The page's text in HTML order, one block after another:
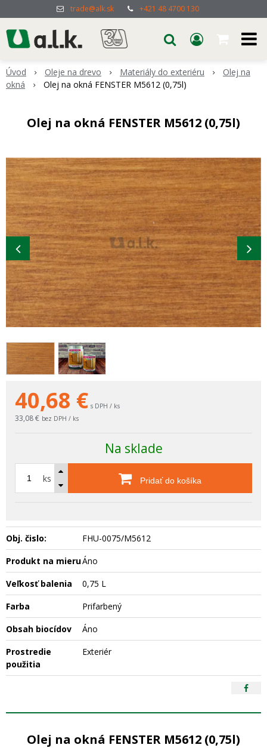
trade@alk.sk +421 48 4700 130
Úvod Oleje na drevo Materiály do exteriéru
Olej na
okná
Olej na okná FENSTER M5612 (0,75l)
Olej na okná FENSTER M5612 (0,75l)
40,68 € s DPH / ks
33,08 € bez DPH / ks
Na sklade
ks Pridať do košíka
Obj. čislo:
FHU-0075/M5612
Produkt na mieruÁno
Veľkosť balenia
0,75 L
Farba
Prifarbený
Obsah biocídov
Áno
Prostredie
použitia
Exteriér
Olej na okná FENSTER M5612 (0,75l)